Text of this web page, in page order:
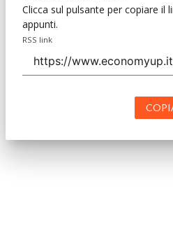
Clicca sul pulsante per copiare il
appunti.
RSS link